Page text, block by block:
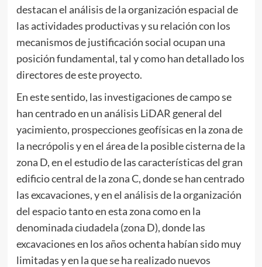
destacan el análisis de la organización espacial de
las actividades productivas y su relación con los
mecanismos de justificación social ocupan una
posición fundamental, tal y como han detallado los
directores de este proyecto.
En este sentido, las investigaciones de campo se
han centrado en un análisis LiDAR general del
yacimiento, prospecciones geofísicas en la zona de
la necrópolis y en el área de la posible cisterna de la
zona D, en el estudio de las características del gran
edificio central de la zona C, donde se han centrado
las excavaciones, y en el análisis de la organización
del espacio tanto en esta zona como en la
denominada ciudadela (zona D), donde las
excavaciones en los años ochenta habían sido muy
limitadas y en la que se ha realizado nuevos